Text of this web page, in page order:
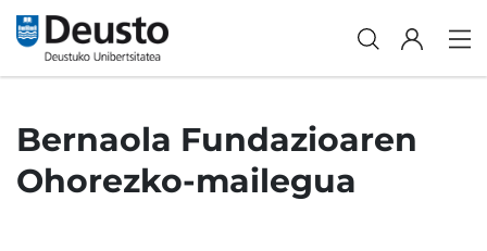
Bernaola Fundazioaren
Ohorezko-mailegua